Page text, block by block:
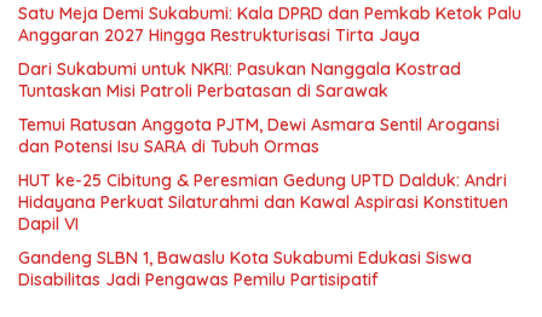
Satu Meja Demi Sukabumi: Kala DPRD dan Pemkab Ketok Palu
Anggaran 2027 Hingga Restrukturisasi Tirta Jaya
Dari Sukabumi untuk NKRI: Pasukan Nanggala Kostrad
Tuntaskan Misi Patroli Perbatasan di Sarawak
Temui Ratusan Anggota PJTM, Dewi Asmara Sentil Arogansi
dan Potensi Isu SARA di Tubuh Ormas
HUT ke-25 Cibitung & Peresmian Gedung UPTD Dalduk: Andri
Hidayana Perkuat Silaturahmi dan Kawal Aspirasi Konstituen
Dapil VI
Gandeng SLBN 1, Bawaslu Kota Sukabumi Edukasi Siswa
Disabilitas Jadi Pengawas Pemilu Partisipatif